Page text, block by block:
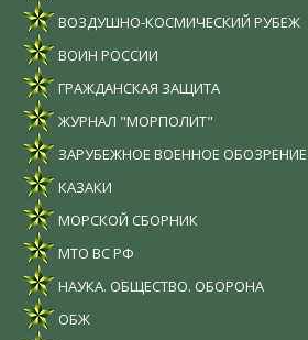
ВОЗДУШНО-КОСМИЧЕСКИЙ РУБЕЖ
ВОИН РОССИИ
ГРАЖДАНСКАЯ ЗАЩИТА
ЖУРНАЛ "МОРПОЛИТ"
ЗАРУБЕЖНОЕ ВОЕННОЕ ОБОЗРЕНИЕ
КАЗАКИ
МОРСКОЙ СБОРНИК
МТО ВС РФ
НАУКА. ОБЩЕСТВО. ОБОРОНА
ОБЖ